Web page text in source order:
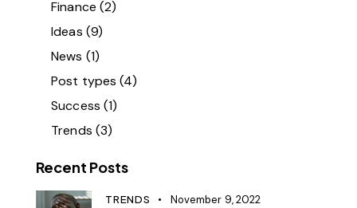
Finance (2)
Ideas (9)
News (1)
Post types (4)
Success (1)
Trends (3)
Recent Posts
TRENDS November 9, 2022